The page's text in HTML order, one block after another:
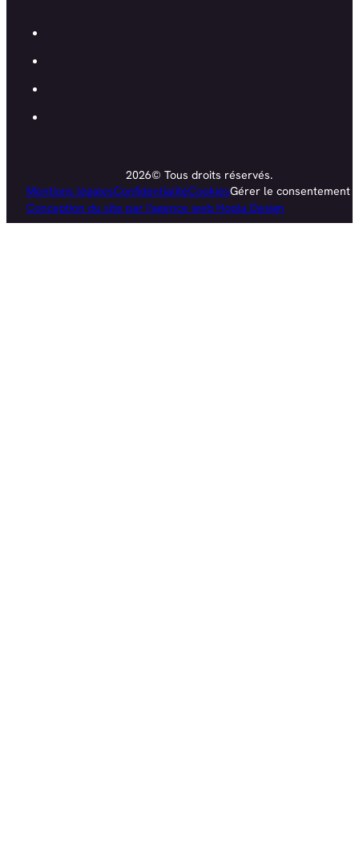
2026© Tous droits réservés.
Mentions légalesConfidentialitéCookiesGérer le consentement
Conception du site par l'agence web Hopla Design